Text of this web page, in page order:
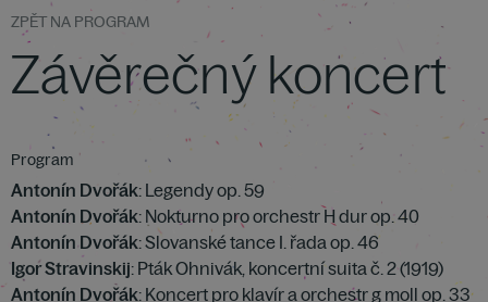
ZPĚT NA PROGRAM
Závěrečný koncert
Program
Antonín Dvořák: Legendy op. 59
Antonín Dvořák: Nokturno pro orchestr H dur op. 40
Antonín Dvořák: Slovanské tance I. řada op. 46
Igor Stravinskij: Pták Ohnivák, koncertní suita č. 2 (1919)
Antonín Dvořák: Koncert pro klavír a orchestr g moll op. 33